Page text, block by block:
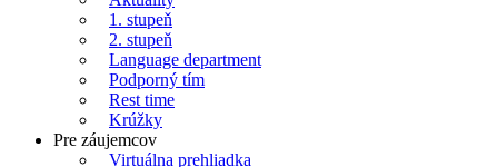
1. stupeň
2. stupeň
Language department
Podporný tím
Rest time
Krúžky
Pre záujemcov
Virtuálna prehliadka